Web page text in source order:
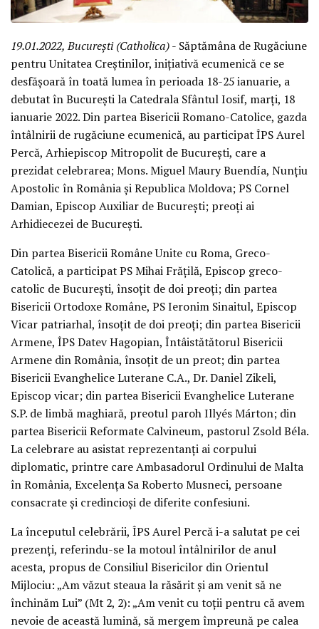
19.01.2022, București (Catholica)- Săptămâna de Rugăciune
pentru Unitatea Creștinilor, inițiativă ecumenică ce se
desfășoară în toată lumea în perioada 18-25 ianuarie, a
debutat în București la Catedrala Sfântul Iosif, marți, 18
ianuarie 2022. Din partea Bisericii Romano-Catolice, gazda
întâlnirii de rugăciune ecumenică, au participat ÎPS Aurel
Percă, Arhiepiscop Mitropolit de București, care a
prezidat celebrarea; Mons. Miguel Maury Buendía, Nunțiu
Apostolic în România și Republica Moldova; PS Cornel
Damian, Episcop Auxiliar de București; preoți ai
Arhidiecezei de București.
Din partea Bisericii Române Unite cu Roma, Greco-
Catolică, a participat PS Mihai Frățilă, Episcop greco-
catolic de București, însoțit de doi preoți; din partea
Bisericii Ortodoxe Române, PS Ieronim Sinaitul, Episcop
Vicar patriarhal, însoțit de doi preoți; din partea Bisericii
Armene, ÎPS Datev Hagopian, Întâistătătorul Bisericii
Armene din România, însoțit de un preot; din partea
Bisericii Evanghelice Luterane C.A., Dr. Daniel Zikeli,
Episcop vicar; din partea Bisericii Evanghelice Luterane
S.P. de limbă maghiară, preotul paroh Illyés Márton; din
partea Bisericii Reformate Calvineum, pastorul Zsold Béla.
La celebrare au asistat reprezentanți ai corpului
diplomatic, printre care Ambasadorul Ordinului de Malta
în România, Excelența Sa Roberto Musneci, persoane
consacrate și credincioși de diferite confesiuni.
La începutul celebrării, ÎPS Aurel Percă i-a salutat pe cei
prezenți, referindu-se la motoul întâlnirilor de anul
acesta, propus de Consiliul Bisericilor din Orientul
Mijlociu: „Am văzut steaua la răsărit și am venit să ne
închinăm Lui” (Mt 2, 2): „Am venit cu toții pentru că avem
nevoie de această lumină, să mergem împreună pe calea